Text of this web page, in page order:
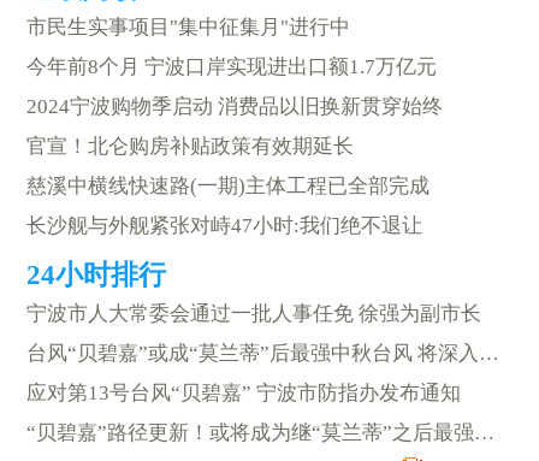
市民生实事项目"集中征集月"进行中
今年前8个月 宁波口岸实现进出口额1.7万亿元
2024宁波购物季启动 消费品以旧换新贯穿始终
官宣！北仑购房补贴政策有效期延长
慈溪中横线快速路(一期)主体工程已全部完成
长沙舰与外舰紧张对峙47小时:我们绝不退让
宁波市人大常委会通过一批人事任免 徐强为副市长
台风“贝碧嘉”或成“莫兰蒂”后最强中秋台风 将深入内陆
应对第13号台风“贝碧嘉” 宁波市防指办发布通知
“贝碧嘉”路径更新！或将成为继“莫兰蒂”之后最强中秋台风